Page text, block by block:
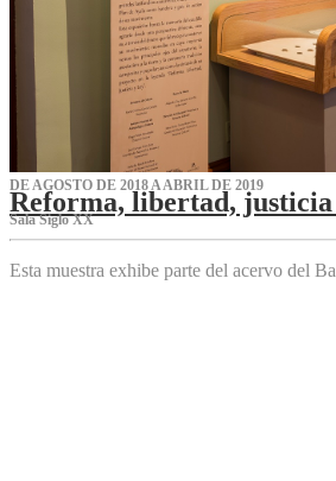
DE AGOSTO DE 2018 A ABRIL DE 2019
Reforma, libertad,
Sala Siglo XX
Esta muestra exhibe parte del acervo del